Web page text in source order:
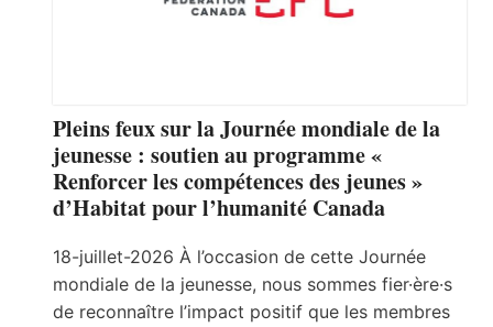
Pleins feux sur la Journée mondiale de la
jeunesse : soutien au programme «
Renforcer les compétences des jeunes »
d’Habitat pour l’humanité Canada
18-juillet-2026 À l’occasion de cette Journée
mondiale de la jeunesse, nous sommes fier·ère·s
de reconnaître l’impact positif que les membres